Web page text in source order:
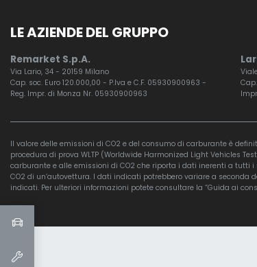
LE AZIENDE DEL GRUPPO
Remarket S.p.A.
Via Lario, 34 - 20159 Milano
Cap. soc. Euro 120.000,00 - P.Iva e C.F. 05930900963 -
Reg. Impr. di Monza Nr. 05930900963
Il valore delle emissioni di CO2 e del consumo di carburante è
procedura di prova WLTP (Worldwide Harmonized Light Vehicles
carburante e alle emissioni di CO2 che riporta i dati inerenti a tutti
CO2 di un’autovettura. I dati indicati potrebbero variare a
indicati. Per ulteriori informazioni potete consultare la “Guida ai